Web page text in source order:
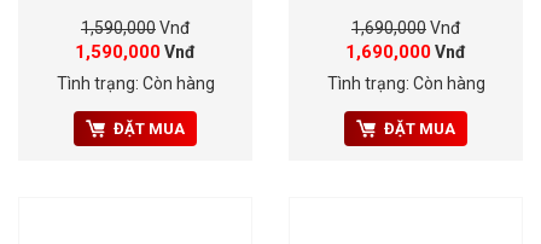
1,590,000Vnđ
1,590,000Vnđ
Tình trạng: Còn hàng
ĐẶT MUA
1,690,000Vnđ
1,690,000Vnđ
Tình trạng: Còn hàng
ĐẶT MUA